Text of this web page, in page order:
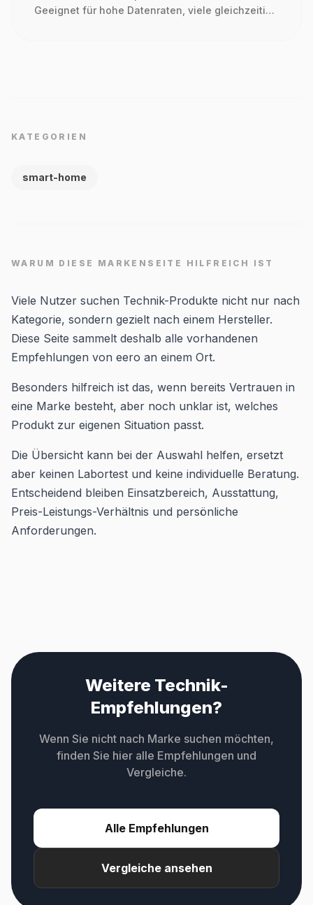
Geeignet für hohe Datenraten, viele gleichzeitig
KATEGORIEN
smart-home
WARUM DIESE MARKENSEITE HILFREICH IST
Viele Nutzer suchen Technik-Produkte nicht nur nach
Kategorie, sondern gezielt nach einem Hersteller.
Diese Seite sammelt deshalb alle vorhandenen
Empfehlungen von eero an einem Ort.
Besonders hilfreich ist das, wenn bereits Vertrauen in
eine Marke besteht, aber noch unklar ist, welches
Produkt zur eigenen Situation passt.
Die Übersicht kann bei der Auswahl helfen, ersetzt
aber keinen Labortest und keine individuelle Beratung.
Entscheidend bleiben Einsatzbereich, Ausstattung,
Preis-Leistungs-Verhältnis und persönliche
Anforderungen.
Weitere Technik-
Empfehlungen?
Wenn Sie nicht nach Marke suchen möchten,
finden Sie hier alle Empfehlungen und
Vergleiche.
Alle Empfehlungen
Vergleiche ansehen